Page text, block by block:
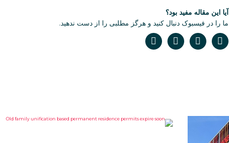
آیا این مقاله مفید بود؟
ما را در فیسبوک دنبال کنید و هرگز مطلبی را از دست ندهید.